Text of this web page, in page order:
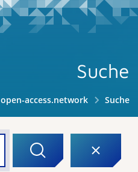
Suche
open-access.network Suche